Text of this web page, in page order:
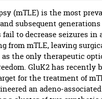
(mTLE) is the most
subsequent
to decrease seizures in
from mTLE, leaving
the only therapeutic
GluK2 has recently
for the treatment of
an adeno-